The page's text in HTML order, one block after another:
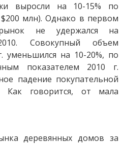
выросли на 10-15% по
млн). Однако в первом
не удержался на
Совокупный объем
уменьшился на 10-20%, по
показателем 2010 г.
падение покупательной
Как говорится, от мала
деревянных домов за